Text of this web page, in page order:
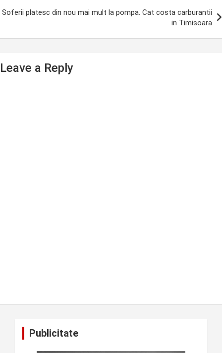
Soferii platesc din nou mai mult la pompa. Cat costa carburantii
in Timisoara
Leave a Reply
Publicitate